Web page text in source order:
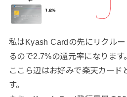
私はKyash Cardの先にリクル
るので2.7%の還元率になります。
ここら辺はお好みで楽天カード
す。